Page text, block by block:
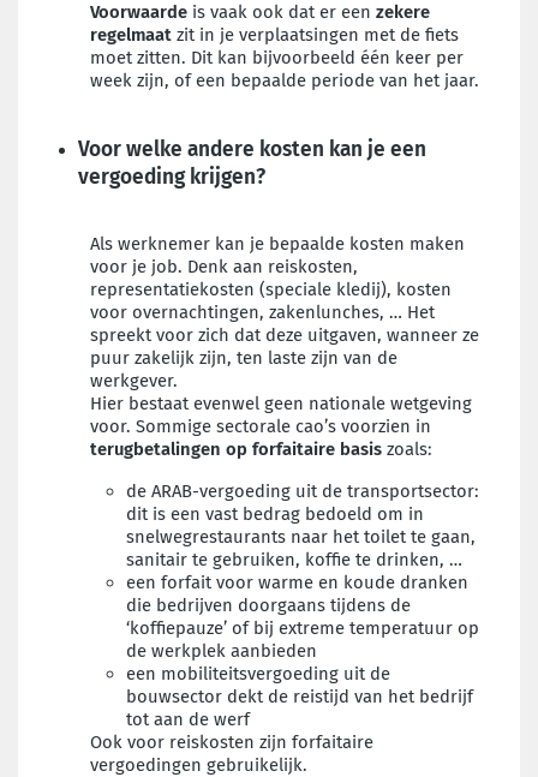
Voorwaarde is vaak ook dat er een zekere
regelmaat zit in je verplaatsingen met de fiets
moet zitten. Dit kan bijvoorbeeld één keer per
week zijn, of een bepaalde periode van het jaar.
Voor welke andere kosten kan je een
vergoeding krijgen?
Als werknemer kan je bepaalde kosten maken
voor je job. Denk aan reiskosten,
representatiekosten (speciale kledij), kosten
voor overnachtingen, zakenlunches, … Het
spreekt voor zich dat deze uitgaven, wanneer ze
puur zakelijk zijn, ten laste zijn van de
werkgever.
Hier bestaat evenwel geen nationale wetgeving
voor. Sommige sectorale cao’s voorzien in
terugbetalingen op forfaitaire basis zoals:
de ARAB-vergoeding uit de transportsector:
dit is een vast bedrag bedoeld om in
snelwegrestaurants naar het toilet te gaan,
sanitair te gebruiken, koffie te drinken, …
een forfait voor warme en koude dranken
die bedrijven doorgaans tijdens de
‘koffiepauze’ of bij extreme temperatuur op
de werkplek aanbieden
een mobiliteitsvergoeding uit de
bouwsector dekt de reistijd van het bedrijf
tot aan de werf
Ook voor reiskosten zijn forfaitaire
vergoedingen gebruikelijk.